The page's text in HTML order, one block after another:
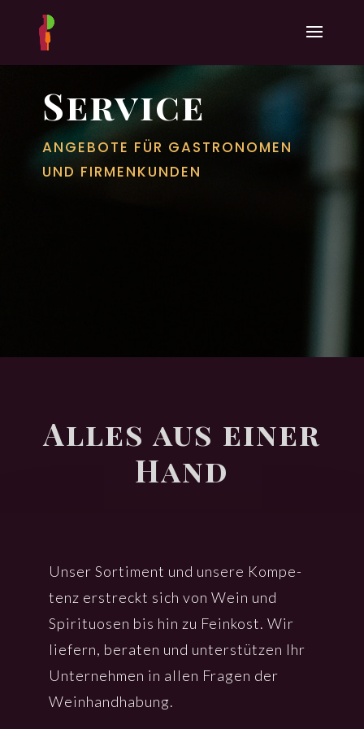
Service
ANGE­BO­TE FÜR GASTRO­NO­MEN
UND FIRMEN­KUN­DEN
Alles aus einer
Hand
Unser Sorti­ment und unse­re Kompe­
tenz erstreckt sich von Wein und
Spiri­tuo­sen bis hin zu Fein­kost. Wir
liefern, bera­ten und unter­stüt­zen Ihr
Unter­neh­men in allen Fragen der
Wein­hand­ha­bung.